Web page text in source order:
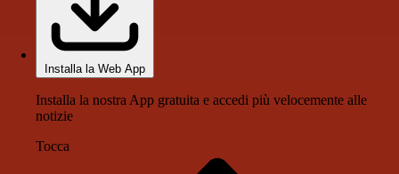
Installa la Web App
Installa la nostra App gratuita e accedi più velocemente alle
notizie
Tocca